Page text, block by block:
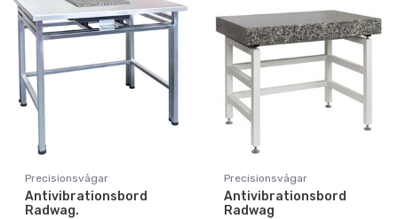
Precisionsvågar
Antivibrationsbord
Radwag.
Precisionsvågar
Antivibrationsbord
Radwag